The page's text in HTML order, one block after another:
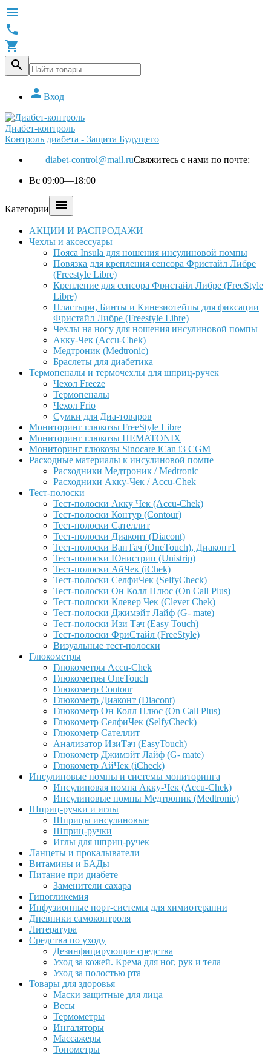




 Вход
Диабет-контроль
Контроль диабета - Защита Будущего
diabet-control@mail.ruСвяжитесь с нами по почте:
Вс 09:00—18:00
Категории 
АКЦИИ И РАСПРОДАЖИ
Чехлы и аксессуары
Пояса Insula для ношения инсулиновой помпы
Повязка для крепления сенсора Фристайл Либре
(Freestyle Libre)
Крепление для сенсора Фристайл Либре (FreeStyle
Libre)
Пластыри, Бинты и Кинезиотейпы для фиксации
Фристайл Либре (Freestyle Libre)
Чехлы на ногу для ношения инсулиновой помпы
Акку-Чек (Accu-Chek)
Медтроник (Medtronic)
Браслеты для диабетика
Термопеналы и термочехлы для шприц-ручек
Чехол Freeze
Термопеналы
Чехол Frio
Сумки для Диа-товаров
Мониторинг глюкозы FreeStyle Libre
Мониторинг глюкозы HEMATONIX
Мониторинг глюкозы Sinocare iCan i3 CGM
Расходные материалы к инсулиновой помпе
Расходники Медтроник / Medtronic
Расходники Акку-Чек / Accu-Chek
Тест-полоски
Тест-полоски Акку Чек (Accu-Chek)
Тест-полоски Контур (Contour)
Тест-полоски Сателлит
Тест-полоски Диаконт (Diacont)
Тест-полоски ВанТач (OneTouch), Диаконт1
Тест-полоски Юнистрип (Unistrip)
Тест-полоски АйЧек (iChek)
Тест-полоски СелфиЧек (SelfyCheck)
Тест-полоски Он Колл Плюс (On Call Plus)
Тест-полоски Клевер Чек (Clever Chek)
Тест-полоски Джимэйт Лайф (G- mate)
Тест-полоски Изи Тач (Easy Touch)
Тест-полоски ФриCтайл (FreeStyle)
Визуальные тест-полоски
Глюкометры
Глюкометры Accu-Сhek
Глюкометры OneTouch
Глюкометр Contour
Глюкометр Диаконт (Diacont)
Глюкометр Он Колл Плюс (On Call Plus)
Глюкометр СелфиЧек (SelfyCheck)
Глюкометр Сателлит
Анализатор ИзиТач (EasyTouch)
Глюкометр Джимэйт Лайф (G- mate)
Глюкометр АйЧек (iCheck)
Инсулиновые помпы и системы мониторинга
Инсулиновая помпа Акку-Чек (Accu-Chek)
Инсулиновые помпы Медтроник (Medtronic)
Шприц-ручки и иглы
Шприцы инсулиновые
Шприц-ручки
Иглы для шприц-ручек
Ланцеты и прокалыватели
Витамины и БАДы
Питание при диабете
Заменители сахара
Гипогликемия
Инфузионные порт-системы для химиотерапии
Дневники самоконтроля
Литература
Средства по уходу
Дезинфицирующие средства
Уход за кожей. Крема для ног, рук и тела
Уход за полостью рта
Товары для здоровья
Маски защитные для лица
Весы
Термометры
Ингаляторы
Массажеры
Тонометры